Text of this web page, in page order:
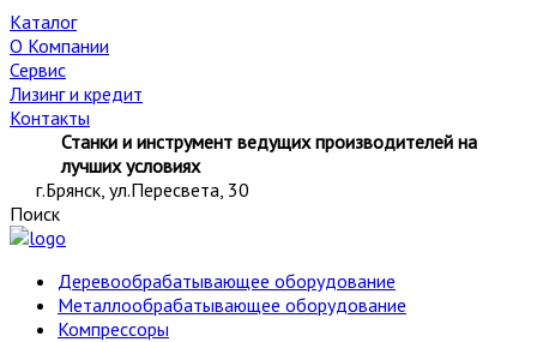
Каталог
О Компании
Сервис
Лизинг и кредит
Контакты
Станки и инструмент ведущих производителей на
лучших условиях
г.Брянск, ул.Пересвета, 30
Поиск
Деревообрабатывающее оборудование
Металлообрабатывающее оборудование
Компрессоры